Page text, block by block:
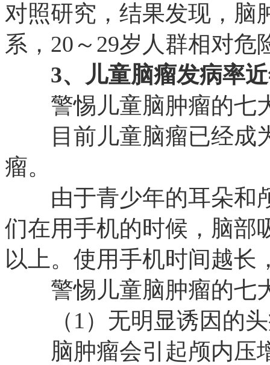
对照研究，结果发现，脑
系，20～29岁人群相对危
3、儿童脑瘤发病率
警惕儿童脑肿瘤的七
目前儿童脑瘤已经成
瘤。
由于青少年的耳朵和
们在用手机的时候，脑部
以上。使用手机时间越长
警惕儿童脑肿瘤的七
（1）无明显诱因的
脑肿瘤会引起颅内压